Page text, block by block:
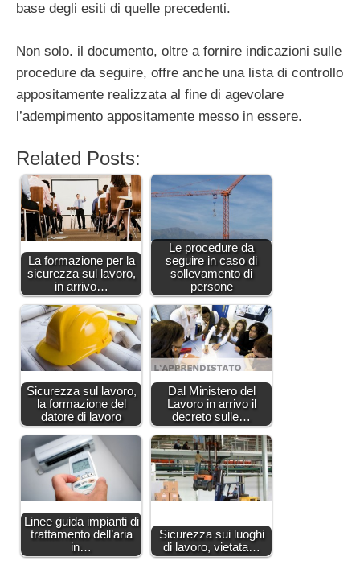
base degli esiti di quelle precedenti.
Non solo. il documento, oltre a fornire indicazioni sulle
procedure da seguire, offre anche una lista di controllo
appositamente realizzata al fine di agevolare
l’adempimento appositamente messo in essere.
Related Posts:
La formazione per la
sicurezza sul lavoro,
in arrivo…
Le procedure da
seguire in caso di
sollevamento di
persone
Sicurezza sul lavoro,
la formazione del
datore di lavoro
Dal Ministero del
Lavoro in arrivo il
decreto sulle…
Linee guida impianti di
trattamento dell’aria
in…
Sicurezza sui luoghi
di lavoro, vietata…